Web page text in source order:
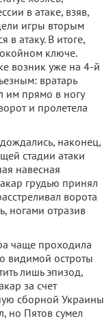
в атаке, взяв,
игры вторым
атаку. В итоге,
ключе.
возник уже на 4-й
вратарь
им прямо в ногу
и пролетела
наконец,
стадии атаки
навесная
грудью принял
ворота
ногами отразив
чаще проходила
видимой остроты
лишь эпизод,
за счет
сборной Украины
но Пятов сумел